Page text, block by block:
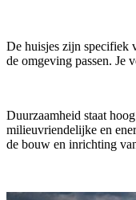
De huisjes zijn specifiek
de omgeving passen. Je
Duurzaamheid staat
milieuvriendelijke en
de bouw en inrichting